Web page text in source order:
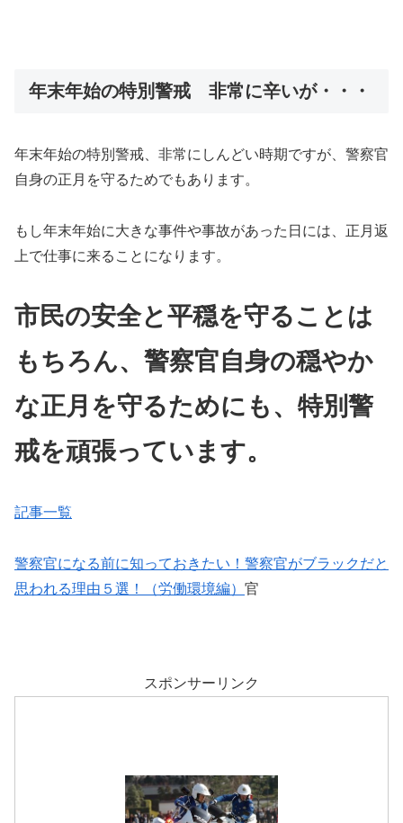
年末年始の特別警戒 非常に辛いが・・・
年末年始の特別警戒、非常にしんどい時期ですが、警察官
自身の正月を守るためでもあります。
もし年末年始に大きな事件や事故があった日には、正月返
上で仕事に来ることになります。
市民の安全と平穏を守ることは
もちろん、警察官自身の穏やか
な正月を守るためにも、特別警
戒を頑張っています。
記事一覧
警察官になる前に知っておきたい！警察官がブラックだと
思われる理由５選！（労働環境編） 官
スポンサーリンク